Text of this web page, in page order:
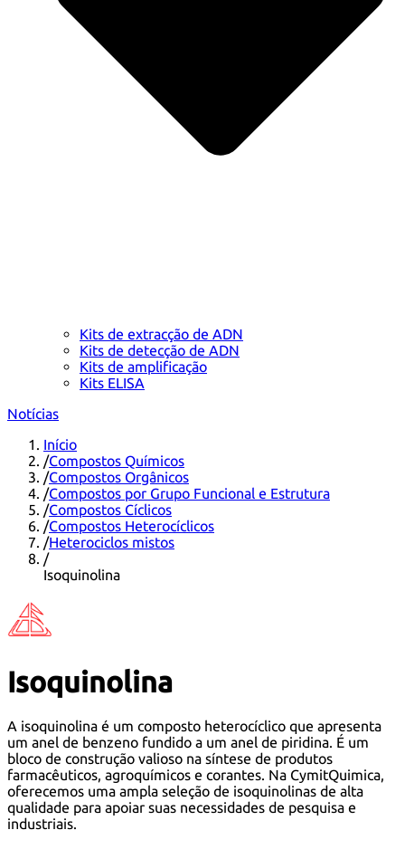
Kits de extracção de ADN
Kits de detecção de ADN
Kits de amplificação
Kits ELISA
Notícias
Início
/Compostos Químicos
/Compostos Orgânicos
/Compostos por Grupo Funcional e Estrutura
/Compostos Cíclicos
/Compostos Heterocíclicos
/Heterociclos mistos
/
Isoquinolina
Isoquinolina
A isoquinolina é um composto heterocíclico que apresenta
um anel de benzeno fundido a um anel de piridina. É um
bloco de construção valioso na síntese de produtos
farmacêuticos, agroquímicos e corantes. Na CymitQuimica,
oferecemos uma ampla seleção de isoquinolinas de alta
qualidade para apoiar suas necessidades de pesquisa e
industriais.